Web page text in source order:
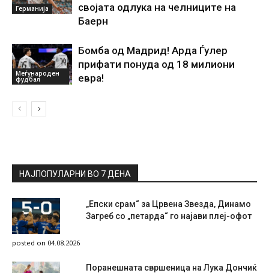
Германија
својата одлука на челниците на
Баерн
Меѓународен
фудбал
Бомба од Мадрид! Арда Ѓулер
прифати понуда од 18 милиони
евра!
НАЈПОПУЛАРНИ ВО 7 ДЕНА
„Епски срам“ за Црвена Звезда, Динамо
Загреб со „петарда“ го најави плеј-офот
posted on 04.08.2026
Поранешната свршеница на Лука Дончиќ